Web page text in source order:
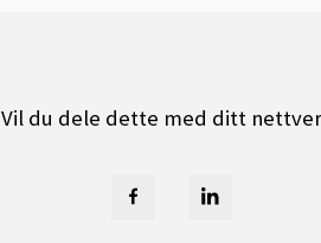
Vil du dele dette med ditt